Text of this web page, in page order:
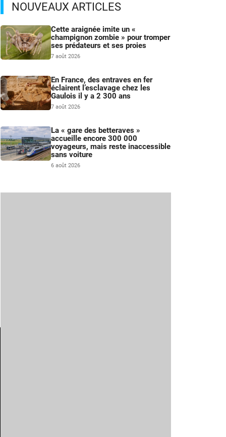
NOUVEAUX ARTICLES
Cette araignée imite un «
champignon zombie » pour tromper
ses prédateurs et ses proies
7 août 2026
En France, des entraves en fer
éclairent l’esclavage chez les
Gaulois il y a 2 300 ans
7 août 2026
La « gare des betteraves »
accueille encore 300 000
voyageurs, mais reste inaccessible
sans voiture
6 août 2026